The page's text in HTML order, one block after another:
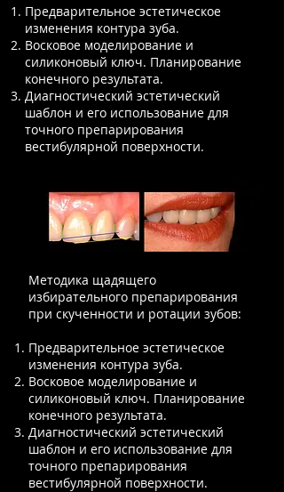
Предварительное эстетическое
изменения контура зуба.
Восковое моделирование и
силиконовый ключ. Планирование
конечного результата.
Диагностический эстетический
шаблон и его использование для
точного препарирования
вестибулярной поверхности.
Методика щадящего
избирательного препарирования
при скученности и ротации зубов:
Предварительное эстетическое
изменения контура зуба.
Восковое моделирование и
силиконовый ключ. Планирование
конечного результата.
Диагностический эстетический
шаблон и его использование для
точного препарирования
вестибулярной поверхности.